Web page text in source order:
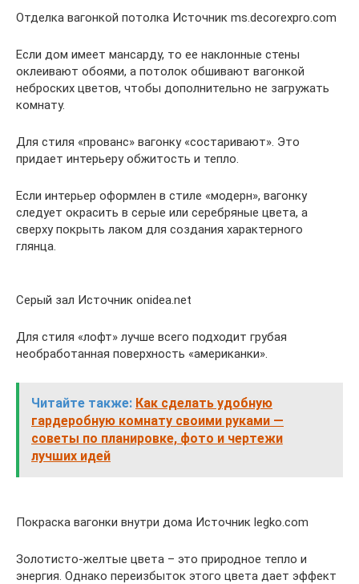
Отделка вагонкой потолка Источник ms.decorexpro.com
Если дом имеет мансарду, то ее наклонные стены
оклеивают обоями, а потолок обшивают вагонкой
неброских цветов, чтобы дополнительно не загружать
комнату.
Для стиля «прованс» вагонку «состаривают». Это
придает интерьеру обжитость и тепло.
Если интерьер оформлен в стиле «модерн», вагонку
следует окрасить в серые или серебряные цвета, а
сверху покрыть лаком для создания характерного
глянца.
Серый зал Источник onidea.net
Для стиля «лофт» лучше всего подходит грубая
необработанная поверхность «американки».
Читайте также: Как сделать удобную
гардеробную комнату своими руками —
советы по планировке, фото и чертежи
лучших идей
Покраска вагонки внутри дома Источник legko.com
Золотисто-желтые цвета – это природное тепло и
энергия. Однако переизбыток этого цвета дает эффект